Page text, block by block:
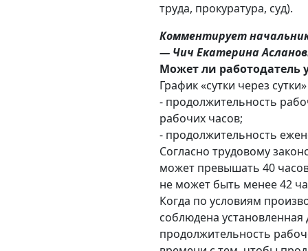
труда, прокуратура, суд).
Комментирует
— Чич Екатерина
Может ли работодатель
График «сутки через
- продолжительность
рабочих часов;
- продолжительность
Согласно трудовому
может превышать 40
не может быть менее 42
Когда по условиям
соблюдена
продолжительность